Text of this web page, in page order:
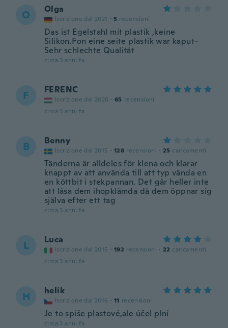
O Olga
Iscrizione dal 2021 · 5 recensioni
Das ist Egelstahl mit plastik ,keine
Silikon.Fon eine seite plastik war kaput-
Sehr schlechte Qualität
circa 3 anni fa
F FERENC
Iscrizione dal 2020 · 65 recensioni
circa 3 anni fa
B Benny
Iscrizione dal 2015 · 128 recensioni · 25 caricamenti
Tänderna är alldeles för klena och klarar
knappt av att använda till att typ vända en
en köttbit i stekpannan. Det går heller inte
att låsa dem ihopklämda då dem öppnar sig
själva efter ett tag
circa 3 anni fa
L Luca
Iscrizione dal 2015 · 192 recensioni · 22 caricamenti
circa 3 anni fa
H helik
Iscrizione dal 2016 · 11 recensioni
Je to spíše plastové,ale účel plní
circa 3 anni fa